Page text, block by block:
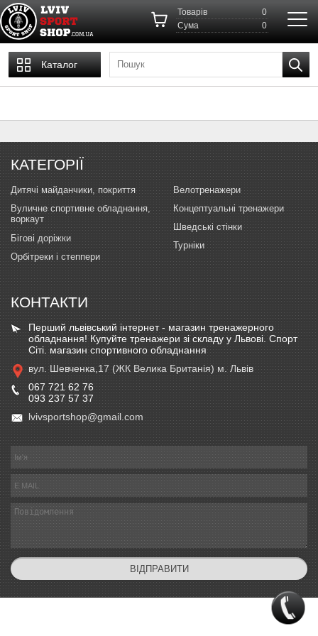
Товарів
0
Cума
0
Каталог
КАТЕГОРІЇ
Дитячі майданчики, покриття
Вуличне спортивне обладнання,
воркаут
Бігові доріжки
Орбітреки і степпери
Велотренажери
Концептуальні тренажери
Шведські стінки
Турніки
КОНТАКТИ
Перший львівський інтернет - магазин тренажерного
обладнання! Купуйте тренажери зі складу у Львові. Спорт
Сіті. магазин спортивного обладнання
вул. Шевченка,17 (ЖК Велика Британія) м. Львів
067 721 62 76
093 237 57 37
lvivsportshop@gmail.com